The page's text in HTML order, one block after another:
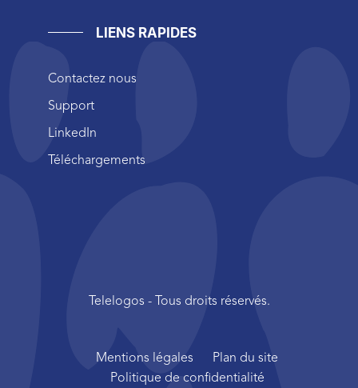
LIENS RAPIDES
Contactez nous
Support
LinkedIn
Téléchargements
Telelogos - Tous droits réservés.
Mentions légales
Plan du site
Politique de confidentialité